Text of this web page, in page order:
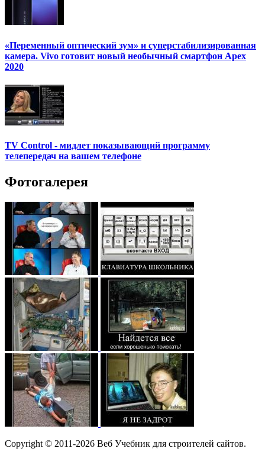
«Переменный оптический зум» и суперстабилизированная
камера. Vivo готовит новый необычный смартфон Apex
2020
TV Control - мидлет показывающий программу
телепередач на вашем телефоне
Фотогалерея
Copyright © 2011-2026 Веб Учебник для строителей сайтов.